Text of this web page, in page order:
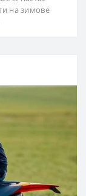
на зимове